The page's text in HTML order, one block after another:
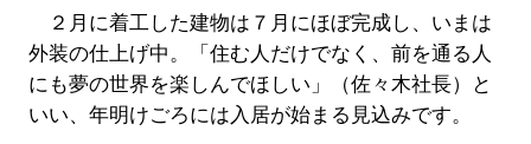
２月に着工した建物は７月にほぼ完成し、いまは
外装の仕上げ中。「住む人だけでなく、前を通る人
にも夢の世界を楽しんでほしい」（佐々木社長）と
いい、年明けごろには入居が始まる見込みです。